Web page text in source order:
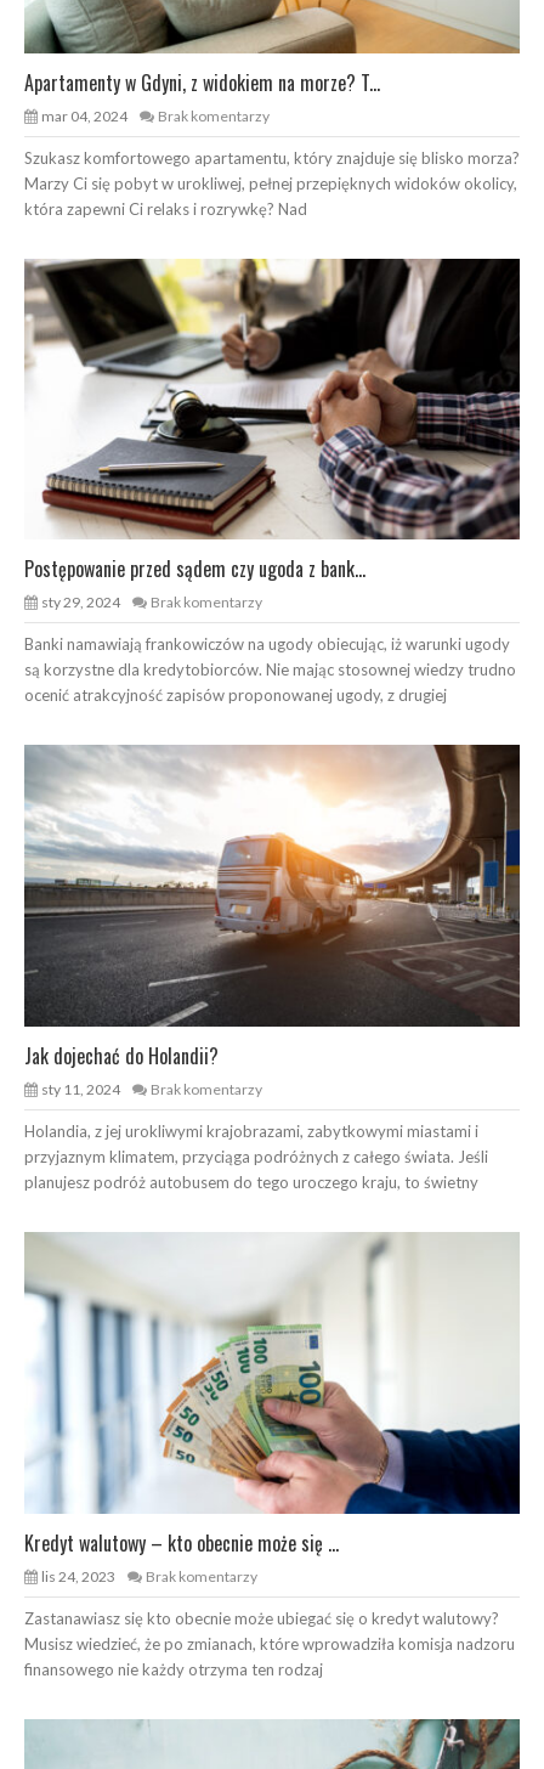
Apartamenty w Gdyni, z widokiem na morze? T...
mar 04, 2024 Brak komentarzy
Szukasz komfortowego apartamentu, który znajduje się blisko morza?
Marzy Ci się pobyt w urokliwej, pełnej przepięknych widoków okolicy,
która zapewni Ci relaks i rozrywkę? Nad
Postępowanie przed sądem czy ugoda z bank...
sty 29, 2024 Brak komentarzy
Banki namawiają frankowiczów na ugody obiecując, iż warunki ugody
są korzystne dla kredytobiorców. Nie mając stosownej wiedzy trudno
ocenić atrakcyjność zapisów proponowanej ugody, z drugiej
Jak dojechać do Holandii?
sty 11, 2024 Brak komentarzy
Holandia, z jej urokliwymi krajobrazami, zabytkowymi miastami i
przyjaznym klimatem, przyciąga podróżnych z całego świata. Jeśli
planujesz podróż autobusem do tego uroczego kraju, to świetny
Kredyt walutowy – kto obecnie może się ...
lis 24, 2023 Brak komentarzy
Zastanawiasz się kto obecnie może ubiegać się o kredyt walutowy?
Musisz wiedzieć, że po zmianach, które wprowadziła komisja nadzoru
finansowego nie każdy otrzyma ten rodzaj